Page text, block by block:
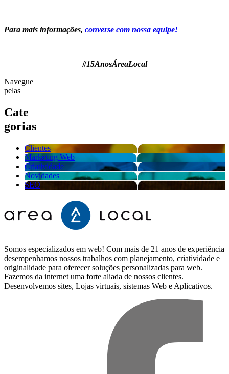
Para mais informações, converse com nossa equipe!
#15AnosÁreaLocal
Navegue
pelas
Cate
gorias
Clientes
Marketing Web
Criatividade
Novidades
SEO
Somos especializados em web! Com mais de 21 anos de experiência
desempenhamos nossos trabalhos com planejamento, criatividade e
originalidade para oferecer soluções personalizadas para web.
Fazemos da internet uma forte aliada de nossos clientes.
Desenvolvemos sites, Lojas virtuais, sistemas Web e Aplicativos.